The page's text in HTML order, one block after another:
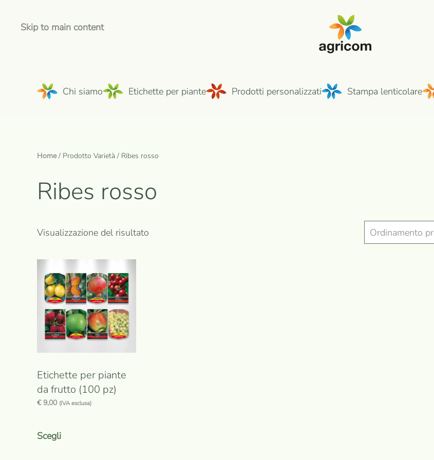
Skip to main content
Chi siamo Etichette per piante Prodotti personalizzati Stampa lenticolare
Home/ Prodotto Varietà / Ribes rosso
Ribes rosso
Visualizzazione del risultato
Etichette per piante
da frutto (100 pz)
€9,00 (IVA esclusa)
Scegliprodotto